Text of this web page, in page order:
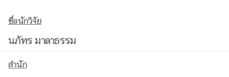
ชื่อนักวิจัย
นภัทร มาลาธรรม
สำนัก